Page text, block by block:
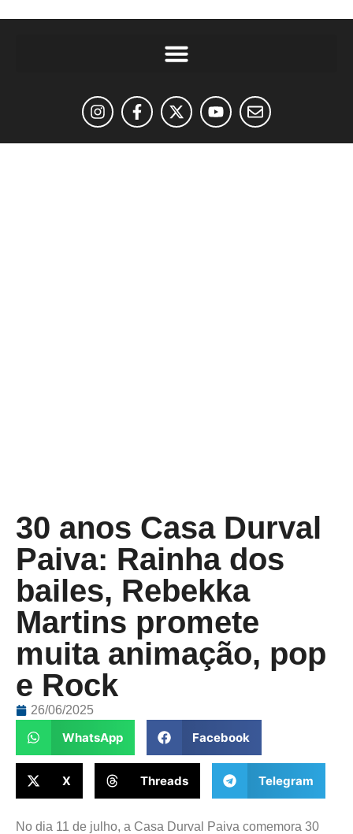
30 anos Casa Durval
Paiva: Rainha dos
bailes, Rebekka
Martins promete
muita animação, pop
e Rock
26/06/2025
WhatsApp Facebook
X Threads Telegram
No dia 11 de julho, a Casa Durval Paiva comemora 30